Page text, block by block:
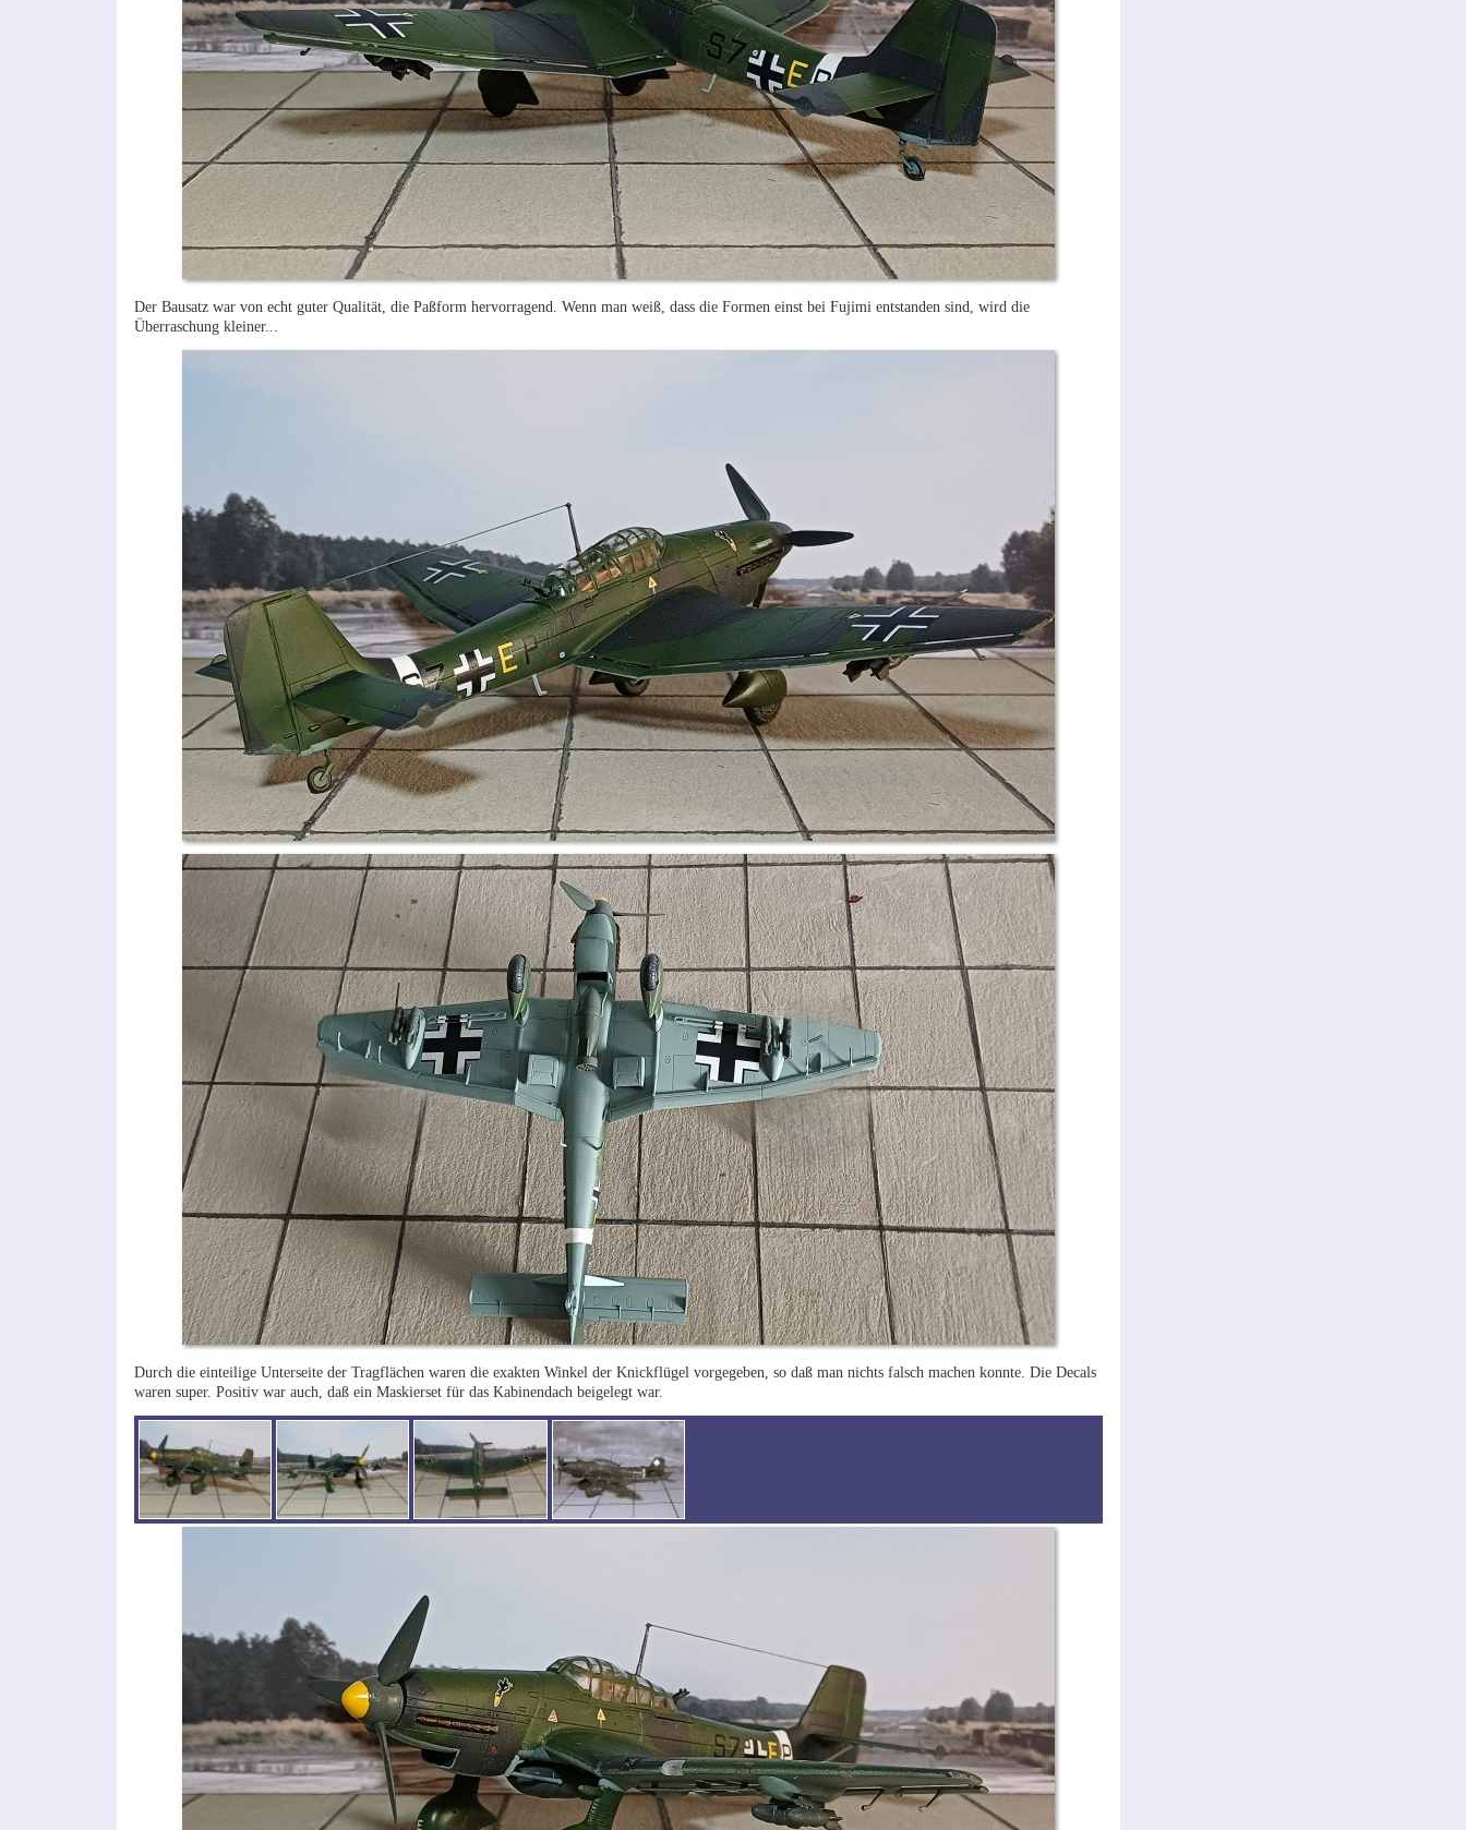
Der Bausatz war von echt guter Qualität, die Paßform hervorragend. Wenn man weiß, dass die Formen einst bei Fujimi entstanden sind, wird die
Überraschung kleiner...
Durch die einteilige Unterseite der Tragflächen waren die exakten Winkel der Knickflügel vorgegeben, so daß man nichts falsch machen konnte. Die Decals
waren super. Positiv war auch, daß ein Maskierset für das Kabinendach beigelegt war.